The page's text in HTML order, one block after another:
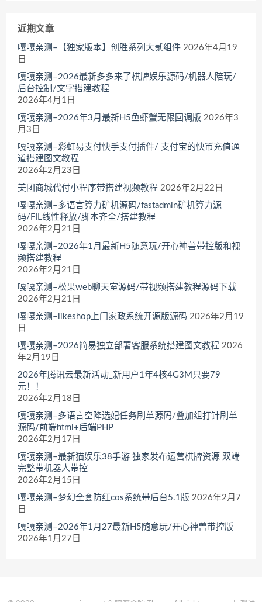
近期文章
嘎嘎亲测–【独家版本】创胜系列大贰组件 2026年4月19
日
嘎嘎亲测–2026最新多多来了棋牌娱乐源码/机器人陪玩/
后台控制/文字搭建教程
2026年4月1日
嘎嘎亲测–2026年3月最新H5鱼虾蟹无限回调版 2026年3
月3日
嘎嘎亲测–彩虹易支付快手支付插件/ 支付宝的快币充值通
道搭建图文教程
2026年2月23日
美团商城代付小程序带搭建视频教程 2026年2月22日
嘎嘎亲测–多语言算力矿机源码/fastadmin矿机算力源
码/FIL线性释放/脚本齐全/搭建教程
2026年2月21日
嘎嘎亲测–2026年1月最新H5随意玩/开心神兽带控版和视
频搭建教程
2026年2月21日
嘎嘎亲测–松果web聊天室源码/带视频搭建教程源码下载
2026年2月21日
嘎嘎亲测–likeshop上门家政系统开源版源码 2026年2月19
日
嘎嘎亲测–2026简易独立部署客服系统搭建图文教程 2026
年2月19日
2026年腾讯云最新活动_新用户1年4核4G3M只要79
元！！
2026年2月18日
嘎嘎亲测–多语言空降选妃任务刷单源码/叠加组打针刷单
源码/前端html+后端PHP
2026年2月17日
嘎嘎亲测–最新猫娱乐38手游 独家发布运营棋牌资源 双端
完整带机器人带控
2026年2月15日
嘎嘎亲测–梦幻全套防红cos系统带后台5.1版 2026年2月7
日
嘎嘎亲测–2026年1月27最新H5随意玩/开心神兽带控版
2026年1月27日